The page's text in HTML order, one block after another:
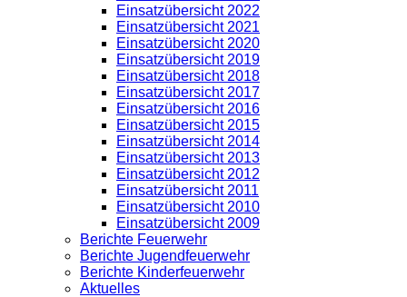
Einsatzübersicht 2022
Einsatzübersicht 2021
Einsatzübersicht 2020
Einsatzübersicht 2019
Einsatzübersicht 2018
Einsatzübersicht 2017
Einsatzübersicht 2016
Einsatzübersicht 2015
Einsatzübersicht 2014
Einsatzübersicht 2013
Einsatzübersicht 2012
Einsatzübersicht 2011
Einsatzübersicht 2010
Einsatzübersicht 2009
Berichte Feuerwehr
Berichte Jugendfeuerwehr
Berichte Kinderfeuerwehr
Aktuelles